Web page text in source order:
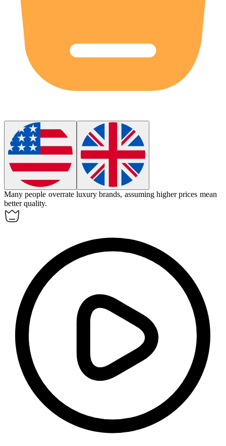
Many people overrate luxury brands, assuming higher prices mean
better quality.